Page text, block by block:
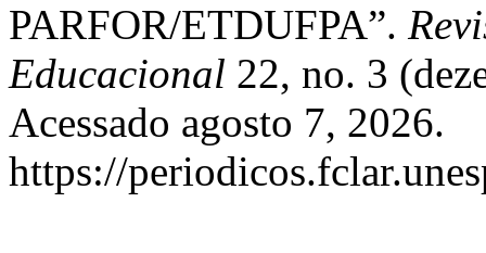
PARFOR/ETDUFPA”.
Educacional 22, no. 3
Acessado agosto 7, 2026.
https://